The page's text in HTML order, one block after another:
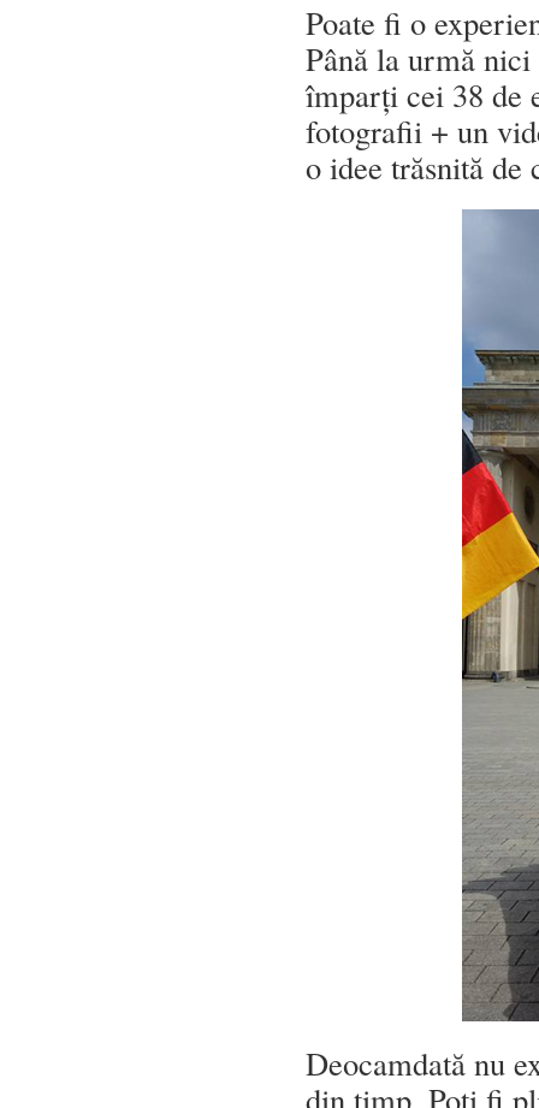
Poate fi o
Până la urmă nici
împarți cei 38 de
fotografii + un
o idee trăsnită de
Deocamdată nu
din timp. Poți fi